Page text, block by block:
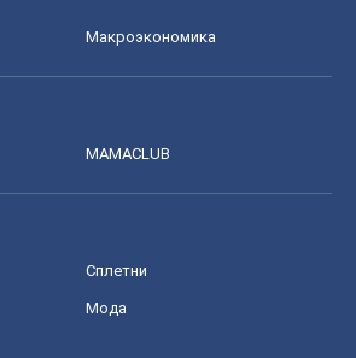
Mакроэкономика
MAMACLUB
Сплетни
Мода